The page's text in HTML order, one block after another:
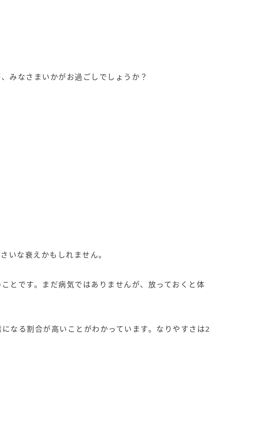
みなさまいかがお過ごしでしょうか？
いな衰えかもしれません。
とです。まだ病気ではありませんが、放っておくと体
なる割合が高いことがわかっています。なりやすさは2